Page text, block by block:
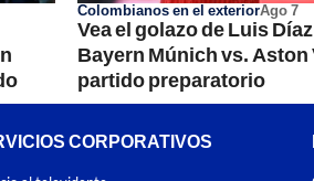
Colombianos en el exteriorAgo 7
Vea el golazo de Luis
Bayern Múnich vs. Aston
partido preparatorio
CORPORATIVOS